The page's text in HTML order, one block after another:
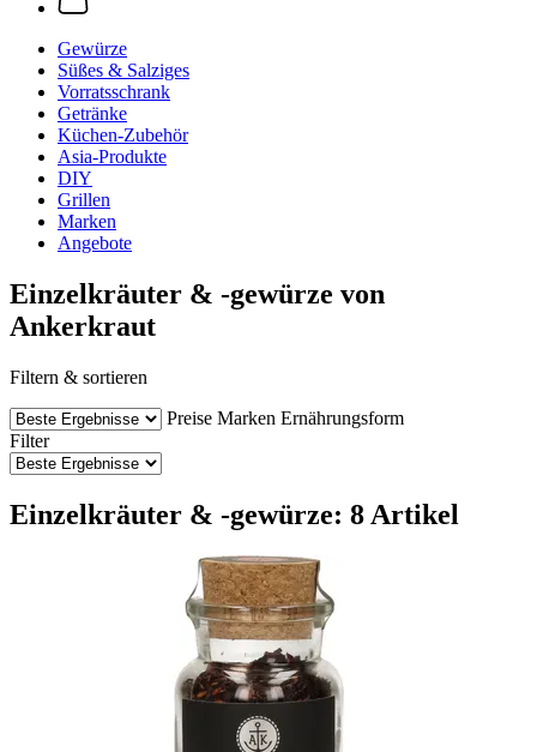
Gewürze
Süßes & Salziges
Vorratsschrank
Getränke
Küchen-Zubehör
Asia-Produkte
DIY
Grillen
Marken
Angebote
Einzelkräuter & -gewürze von
Ankerkraut
Filtern & sortieren
Preise Marken Ernährungsform
Filter
Einzelkräuter & -gewürze: 8 Artikel